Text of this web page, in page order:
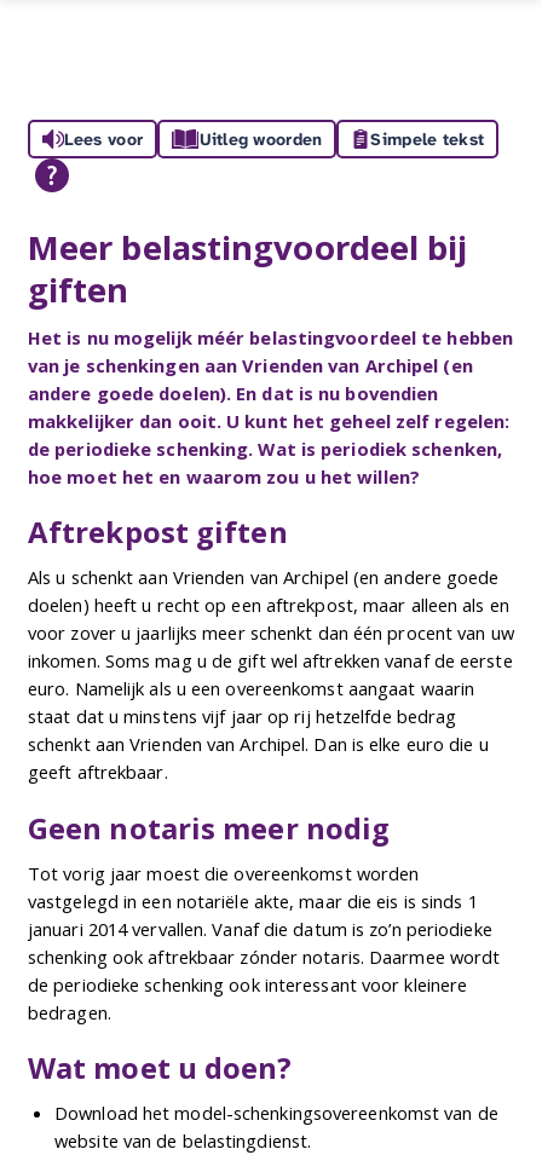
Lees voor Uitleg woorden Simpele tekst
Meer belastingvoordeel bij
giften
Het is nu mogelijk méér belastingvoordeel te hebben
van je schenkingen aan Vrienden van Archipel (en
andere goede doelen). En dat is nu bovendien
makkelijker dan ooit. U kunt het geheel zelf regelen:
de periodieke schenking. Wat is periodiek schenken,
hoe moet het en waarom zou u het willen?
Aftrekpost giften
Als u schenkt aan Vrienden van Archipel (en andere goede
doelen) heeft u recht op een aftrekpost, maar alleen als en
voor zover u jaarlijks meer schenkt dan één procent van uw
inkomen. Soms mag u de gift wel aftrekken vanaf de eerste
euro. Namelijk als u een overeenkomst aangaat waarin
staat dat u minstens vijf jaar op rij hetzelfde bedrag
schenkt aan Vrienden van Archipel. Dan is elke euro die u
geeft aftrekbaar.
Geen notaris meer nodig
Tot vorig jaar moest die overeenkomst worden
vastgelegd in een notariële akte, maar die eis is sinds 1
januari 2014 vervallen. Vanaf die datum is zo’n periodieke
schenking ook aftrekbaar zónder notaris. Daarmee wordt
de periodieke schenking ook interessant voor kleinere
bedragen.
Wat moet u doen?
Download het model-schenkingsovereenkomst van de
website van de belastingdienst.